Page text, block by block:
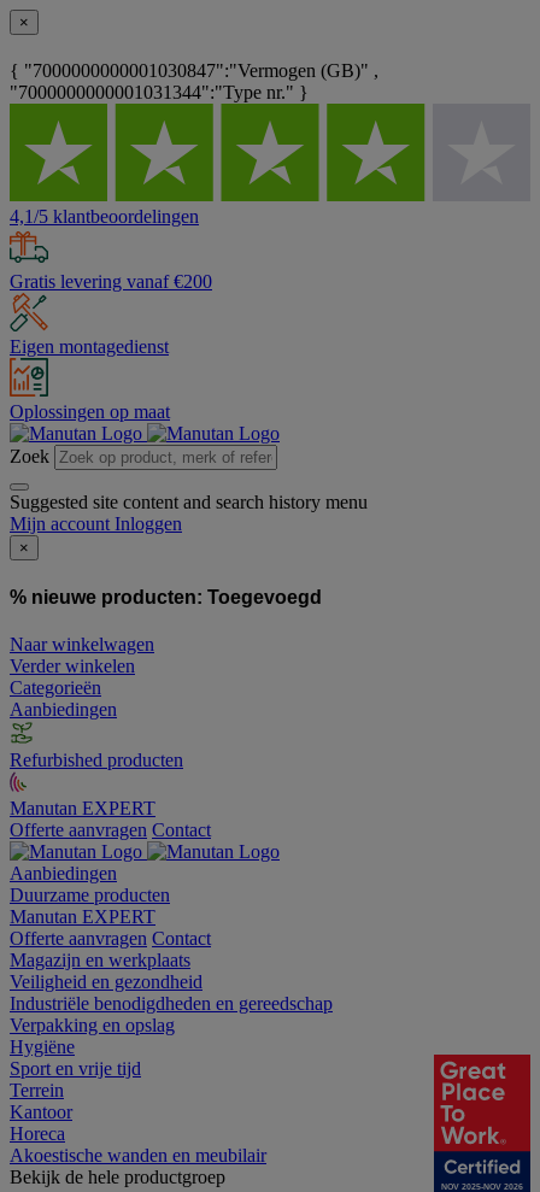
×
{ "7000000000001030847":"Vermogen (GB)" ,
"7000000000001031344":"Type nr." }
4,1/5 klantbeoordelingen
Gratis levering vanaf €200
Eigen montagedienst
Oplossingen op maat
Zoek
Suggested site content and search history menu
Mijn account Inloggen
×
% nieuwe producten: Toegevoegd
Naar winkelwagen
Verder winkelen
Categorieën
Aanbiedingen
Refurbished producten
Manutan EXPERT
Offerte aanvragen Contact
Aanbiedingen
Duurzame producten
Manutan EXPERT
Offerte aanvragen Contact
Magazijn en werkplaats
Veiligheid en gezondheid
Industriële benodigdheden en gereedschap
Verpakking en opslag
Hygiëne
Sport en vrije tijd
Terrein
Kantoor
Horeca
Akoestische wanden en meubilair
Bekijk de hele productgroep
NOV 2025-NOV 2026